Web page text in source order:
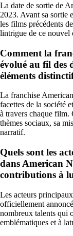
La date de sortie de
2023. Avant sa sortie
les films précédents
lintrigue de ce nouvel
Comment la
évolué au fil des
éléments
La franchise
facettes de la société
à travers chaque film.
thèmes sociaux, sa
narratif.
Quels sont les
dans American
contributions à
Les acteurs
officiellement
nombreux talents qui
emblématiques et à